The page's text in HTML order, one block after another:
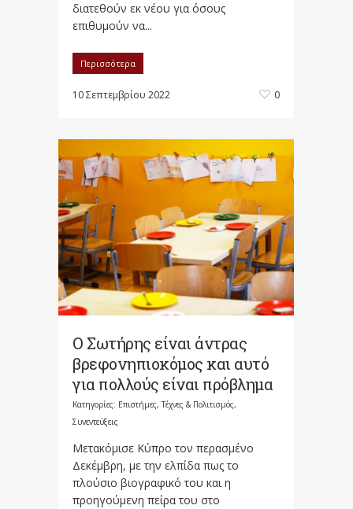
διατεθούν εκ νέου για όσους
επιθυμούν να...
Περισσότερα
10 Σεπτεμβρίου 2022 0
Ο Σωτήρης είναι άντρας
βρεφονηπιοκόμος και αυτό
για πολλούς είναι πρόβλημα
Κατηγορίες: Επιστήμες, Τέχνες & Πολιτισμός,
Συνεντεύξεις
Μετακόμισε Κύπρο τον περασμένο
Δεκέμβρη, με την ελπίδα πως το
πλούσιο βιογραφικό του και η
προηγούμενη πείρα του στο